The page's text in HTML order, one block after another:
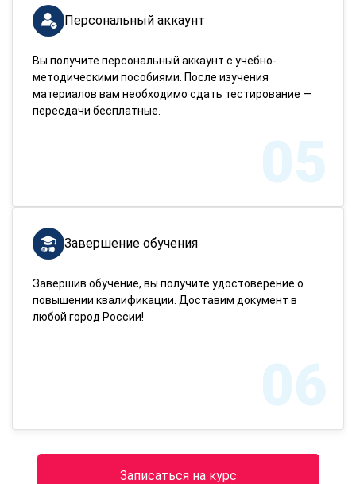
Персональный аккаунт
Вы получите персональный аккаунт с учебно-
методическими пособиями. После изучения
материалов вам необходимо сдать тестирование —
пересдачи бесплатные.
05
Завершение обучения
Завершив обучение, вы получите удостоверение о
повышении квалификации. Доставим документ в
любой город России!
06
Записаться на курс